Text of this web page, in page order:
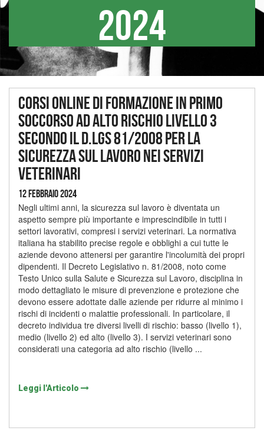
2024
Corsi online di formazione in Primo
Soccorso ad alto rischio livello 3
secondo il D.lgs 81/2008 per la
sicurezza sul lavoro nei Servizi
Veterinari
12 Febbraio 2024
Negli ultimi anni, la sicurezza sul lavoro è diventata un
aspetto sempre più importante e imprescindibile in tutti i
settori lavorativi, compresi i servizi veterinari. La normativa
italiana ha stabilito precise regole e obblighi a cui tutte le
aziende devono attenersi per garantire l'incolumità dei propri
dipendenti. Il Decreto Legislativo n. 81/2008, noto come
Testo Unico sulla Salute e Sicurezza sul Lavoro, disciplina in
modo dettagliato le misure di prevenzione e protezione che
devono essere adottate dalle aziende per ridurre al minimo i
rischi di incidenti o malattie professionali. In particolare, il
decreto individua tre diversi livelli di rischio: basso (livello 1),
medio (livello 2) ed alto (livello 3). I servizi veterinari sono
considerati una categoria ad alto rischio (livello ...
Leggi l'Articolo